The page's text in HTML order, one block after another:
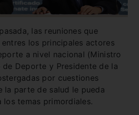
las reuniones que
los principales actores
a nivel nacional (Ministro
de Deporte y Presidente de la
por cuestiones
la parte de salud le pueda
los temas primordiales.